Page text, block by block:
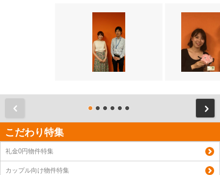
こだわり特集
礼金0円物件特集
カップル向け物件特集